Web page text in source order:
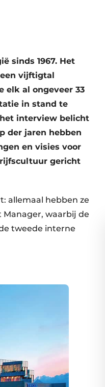
sinds 1967. Het
vijftigtal
elk al ongeveer 33
in stand te
interview belicht
der jaren hebben
en visies voor
gericht
allemaal hebben ze
Manager, waarbij de
tweede interne